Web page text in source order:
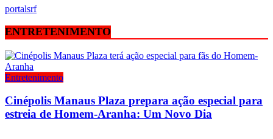
portalsrf
ENTRETENIMENTO
Entretenimento
Cinépolis Manaus Plaza prepara ação especial para
estreia de Homem-Aranha: Um Novo Dia